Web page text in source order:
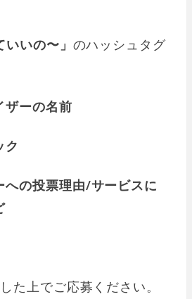
いの〜」 のハッシュタグ
ザーの名前
ク
への投票理由/サービスに
た上でご応募ください。